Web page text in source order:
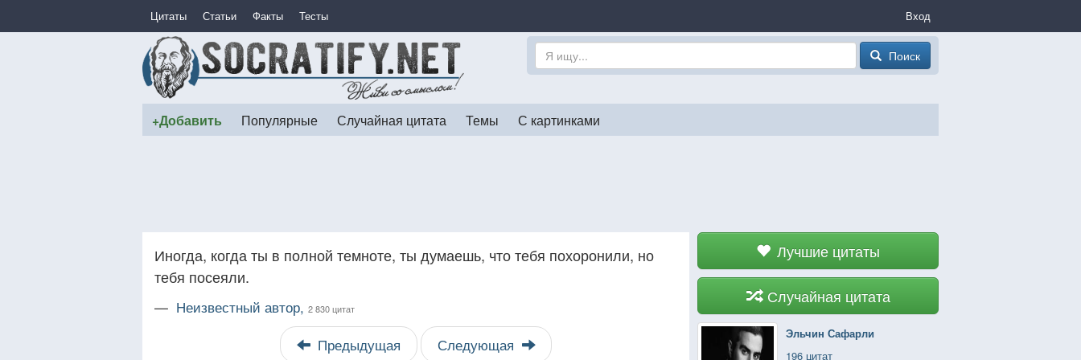
Цитаты Статьи Факты Тесты Вход
Поиск
+Добавить Популярные Случайная цитата Темы С картинками
Лучшие цитаты
Случайная цитата
Эльчин Сафарли
196 цитат
Иногда, когда ты в полной темноте, ты думаешь, что тебя похоронили, но
тебя посеяли.
— Неизвестный автор, 2 830 цитат
Предыдущая Следующая